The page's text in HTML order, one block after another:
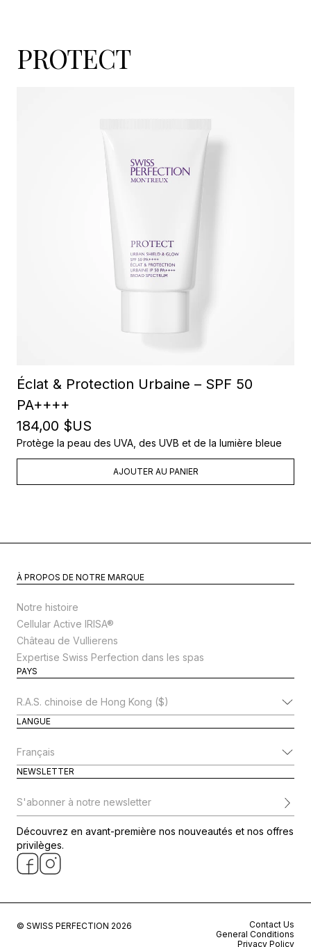
PROTECT
Éclat & Protection Urbaine – SPF 50
PA++++
184,00 $US
Protège la peau des UVA, des UVB et de la lumière bleue
AJOUTER AU PANIER
À PROPOS DE NOTRE MARQUE
Notre histoire
Cellular Active IRISA®
Château de Vullierens
Expertise Swiss Perfection dans les spas
PAYS
Modifier le pays
LANGUE
Modifier la langue
NEWSLETTER
S'abonner à notre newsletter
Découvrez en avant-première nos nouveautés et nos offres
privilèges.
© SWISS PERFECTION 2026
Contact Us
General Conditions
Privacy Policy